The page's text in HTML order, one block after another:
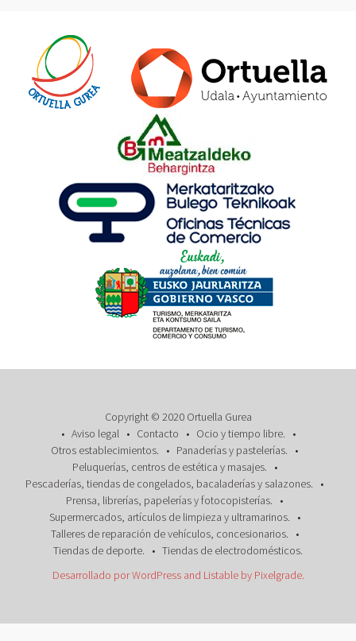
Copyright © 2020 Ortuella Gurea
Aviso legal
Contacto
Ocio y tiempo libre.
Otros establecimientos.
Panaderías y pastelerías.
Peluquerías, centros de estética y masajes.
Pescaderías, tiendas de congelados, bacaladerías y salazones.
Prensa, librerías, papelerías y fotocopisterías.
Supermercados, artículos de limpieza y ultramarinos.
Talleres de reparación de vehículos, concesionarios.
Tiendas de deporte.
Tiendas de electrodomésticos.
Desarrollado por WordPress and Listableby Pixelgrade.